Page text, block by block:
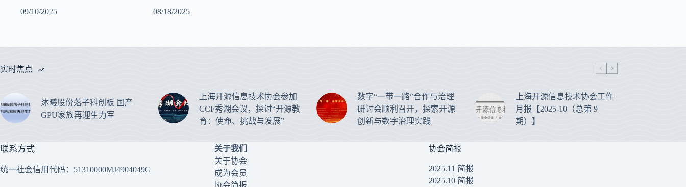
09/10/2025
08/18/2025
实时焦点
沐曦股份落子科创板 国产
GPU家族再迎生力军
上海开源信息技术协会参加
CCF秀湖会议，探讨“开源教
育：使命、挑战与发展”
数字“一带一路”合作与治理
研讨会顺利召开，探索开源
创新与数字治理实践
上海开源信息技术协会工作
月报【2025-10（总第 9
期）】
联系方式
统一社会信用代码：51310000MJ4904049G
关于我们
关于协会
成为会员
协会简报
2025.11 简报
2025.10 简报